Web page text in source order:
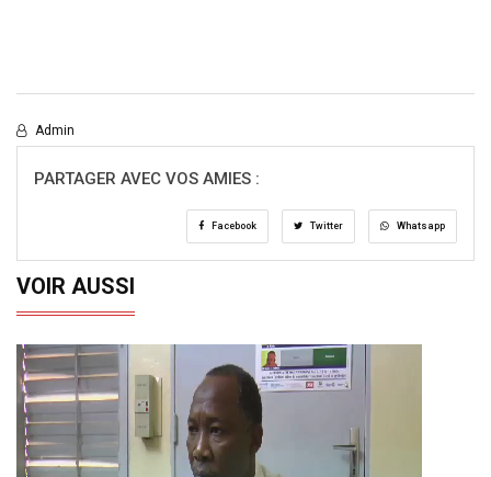
Admin
PARTAGER AVEC VOS AMIES :
Facebook Twitter Whatsapp
VOIR AUSSI